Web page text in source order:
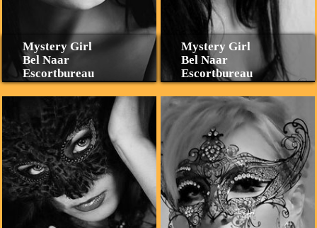
Mystery Girl
Bel Naar
Escortbureau
Mystery Girl
Bel Naar
Escortbureau